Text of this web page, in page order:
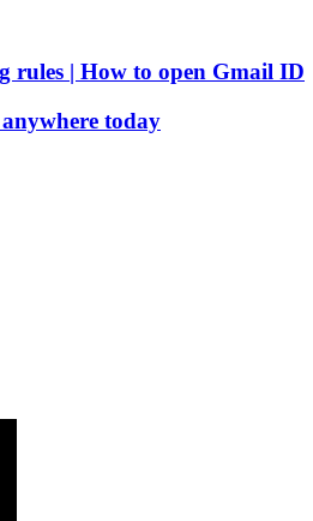
rules | How to open Gmail ID
today